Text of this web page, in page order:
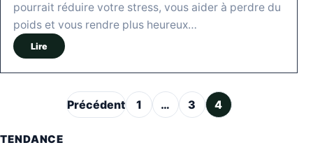
pourrait réduire votre stress, vous aider à perdre du
poids et vous rendre plus heureux…
Lire
Pagination des publications
Précédent 1 … 3 4
TENDANCE